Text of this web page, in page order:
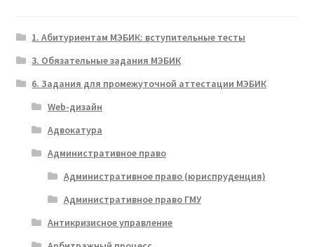
1. Абитуриентам МЭБИК: вступительные тесты
3. Обязательные задания МЭБИК
6. Задания для промежуточной аттестации МЭБИК
Web-дизайн
Адвокатура
Административное право
Административное право (юриспруденция)
Административное право ГМУ
Антикризисное управление